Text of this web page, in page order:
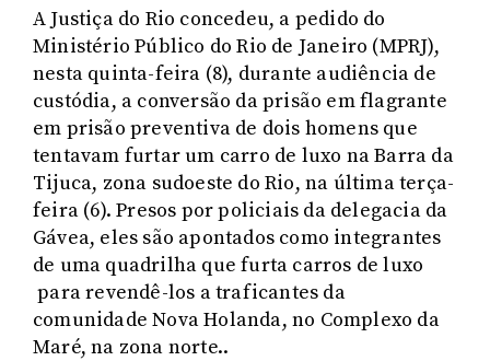
A Justiça do Rio concedeu, a pedido do
Ministério Público do Rio de Janeiro (MPRJ),
nesta quinta-feira (8), durante audiência de
custódia, a conversão da prisão em flagrante
em prisão preventiva de dois homens que
tentavam furtar um carro de luxo na Barra da
Tijuca, zona sudoeste do Rio, na última terça-
feira (6). Presos por policiais da delegacia da
Gávea, eles são apontados como integrantes
de uma quadrilha que furta carros de luxo
para revendê-los a traficantes da
comunidade Nova Holanda, no Complexo da
Maré, na zona norte..